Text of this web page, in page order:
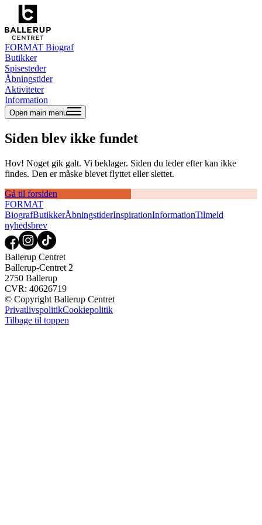
FORMAT Biograf
Butikker
Spisesteder
Åbningstider
Aktiviteter
Information
Open main menu
Siden blev ikke fundet
Hov! Noget gik galt. Vi beklager. Siden du leder efter kan ikke
findes. Den er måske blevet flyttet eller slettet.
Gå til forsiden
FORMAT
BiografButikkerÅbningstiderInspirationInformationTilmeld
nyhedsbrev
Ballerup Centret
Ballerup-Centret 2
2750 Ballerup
CVR: 40626719
© Copyright Ballerup Centret
PrivatlivspolitikCookiepolitik
Tilbage til toppen